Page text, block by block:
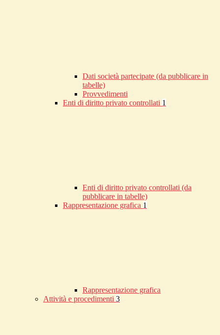
Dati società partecipate (da pubblicare in
tabelle)
Provvedimenti
Enti di diritto privato controllati 1
Enti di diritto privato controllati (da
pubblicare in tabelle)
Rappresentazione grafica 1
Rappresentazione grafica
Attività e procedimenti 3